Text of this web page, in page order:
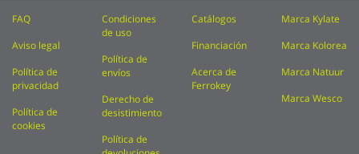
FAQ
Aviso legal
Política de
privacidad
Política de
cookies
Condiciones
de uso
Política de
envíos
Derecho de
desistimiento
Política de
Catálogos
Financiación
Acerca de
Ferrokey
Marca Kylate
Marca Kolorea
Marca Natuur
Marca Wesco